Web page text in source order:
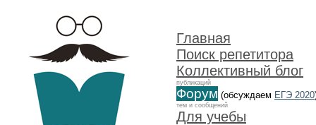
Главная
Поиск репетитора
Коллективный блог
публикаций
Форум (обсуждаем ЕГЭ 2020
тем и сообщений
Для учебы